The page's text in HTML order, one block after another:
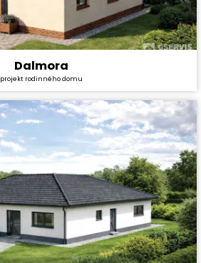
5+1
120,6 m²
Dalmora
projekt rodinného domu